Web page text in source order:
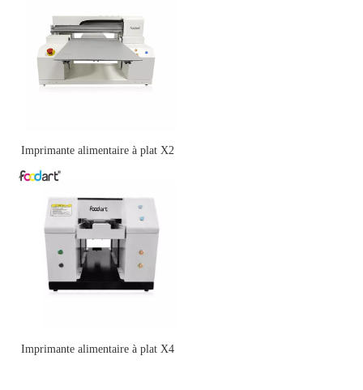
Imprimante alimentaire à plat X2
Imprimante alimentaire à plat X4